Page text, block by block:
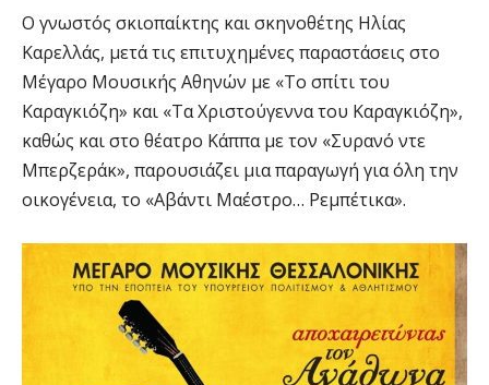
Ο γνωστός σκιοπαίκτης και σκηνοθέτης Ηλίας
Καρελλάς, μετά τις επιτυχημένες παραστάσεις στο
Μέγαρο Μουσικής Αθηνών με «Το σπίτι του
Καραγκιόζη» και «Τα Χριστούγεννα του Καραγκιόζη»,
καθώς και στο θέατρο Κάππα με τον «Συρανό ντε
Μπερζεράκ», παρουσιάζει μια παραγωγή για όλη την
οικογένεια, το «Αβάντι Μαέστρο… Ρεμπέτικα».